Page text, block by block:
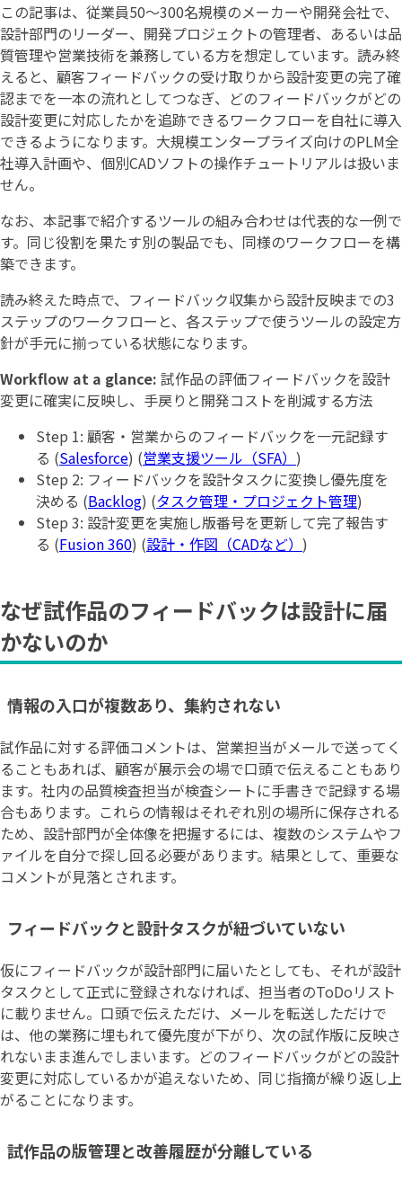
この記事は、従業員50〜300名規模のメーカーや開発会社で、
設計部門のリーダー、開発プロジェクトの管理者、あるいは品
質管理や営業技術を兼務している方を想定しています。読み終
えると、顧客フィードバックの受け取りから設計変更の完了確
認までを一本の流れとしてつなぎ、どのフィードバックがどの
設計変更に対応したかを追跡できるワークフローを自社に導入
できるようになります。大規模エンタープライズ向けのPLM全
社導入計画や、個別CADソフトの操作チュートリアルは扱いま
せん。
なお、本記事で紹介するツールの組み合わせは代表的な一例で
す。同じ役割を果たす別の製品でも、同様のワークフローを構
築できます。
読み終えた時点で、フィードバック収集から設計反映までの3
ステップのワークフローと、各ステップで使うツールの設定方
針が手元に揃っている状態になります。
Workflow at a glance: 試作品の評価フィードバックを設計
変更に確実に反映し、手戻りと開発コストを削減する方法
Step 1: 顧客・営業からのフィードバックを一元記録す
る (Salesforce) (営業支援ツール（SFA） )
Step 2: フィードバックを設計タスクに変換し優先度を
決める (Backlog) (タスク管理・プロジェクト管理)
Step 3: 設計変更を実施し版番号を更新して完了報告す
る (Fusion 360) (設計・作図（CADなど） )
なぜ試作品のフィードバックは設計に届
かないのか
情報の入口が複数あり、集約されない
試作品に対する評価コメントは、営業担当がメールで送ってく
ることもあれば、顧客が展示会の場で口頭で伝えることもあり
ます。社内の品質検査担当が検査シートに手書きで記録する場
合もあります。これらの情報はそれぞれ別の場所に保存される
ため、設計部門が全体像を把握するには、複数のシステムやフ
ァイルを自分で探し回る必要があります。結果として、重要な
コメントが見落とされます。
フィードバックと設計タスクが紐づいていない
仮にフィードバックが設計部門に届いたとしても、それが設計
タスクとして正式に登録されなければ、担当者のToDoリスト
に載りません。口頭で伝えただけ、メールを転送しただけで
は、他の業務に埋もれて優先度が下がり、次の試作版に反映さ
れないまま進んでしまいます。どのフィードバックがどの設計
変更に対応しているかが追えないため、同じ指摘が繰り返し上
がることになります。
試作品の版管理と改善履歴が分離している